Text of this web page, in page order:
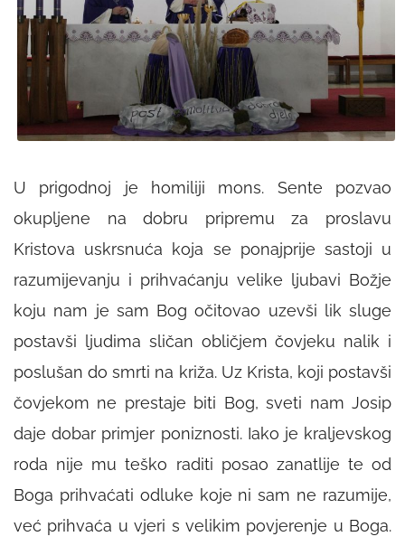
U prigodnoj je homiliji mons. Sente pozvao
okupljene na dobru pripremu za proslavu
Kristova uskrsnuća koja se ponajprije sastoji u
razumijevanju i prihvaćanju velike ljubavi Božje
koju nam je sam Bog očitovao uzevši lik sluge
postavši ljudima sličan obličjem čovjeku nalik i
poslušan do smrti na križa. Uz Krista, koji postavši
čovjekom ne prestaje biti Bog, sveti nam Josip
daje dobar primjer poniznosti. Iako je kraljevskog
roda nije mu teško raditi posao zanatlije te od
Boga prihvaćati odluke koje ni sam ne razumije,
već prihvaća u vjeri s velikim povjerenje u Boga.